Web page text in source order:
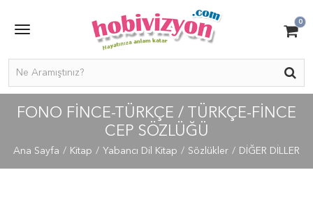
0
FONO FINCE-TÜRKÇE / TÜRKÇE-FINCE
CEP SÖZLÜĞÜ
Ana Sayfa Kitap Yabancı Dil Kitap Sözlükler DİĞER DİLLER